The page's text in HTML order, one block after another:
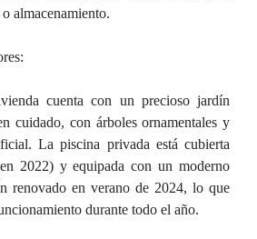
almacenamiento.
cuenta con un precioso jardín
cuidado, con árboles ornamentales y
La piscina privada está cubierta
2022) y equipada con un moderno
renovado en verano de 2024, lo que
durante todo el año.